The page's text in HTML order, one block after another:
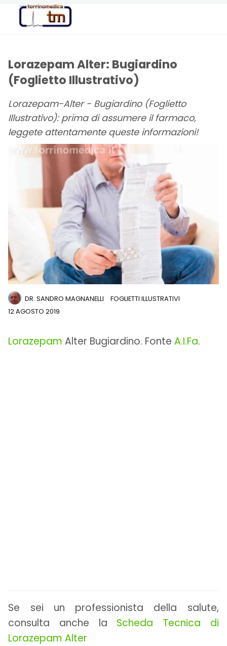
Lorazepam Alter: Bugiardino
(Foglietto Illustrativo)
Lorazepam-Alter - Bugiardino (Foglietto
Illustrativo): prima di assumere il farmaco,
leggete attentamente queste informazioni!
DR. SANDRO MAGNANELLI
FOGLIETTI ILLUSTRATIVI
12 AGOSTO 2019
Lorazepam Alter Bugiardino. FonteA.I.Fa.
Se sei un professionista della salute,
consulta anche la Scheda Tecnica di
Lorazepam Alter